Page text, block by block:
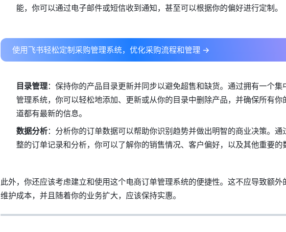
能，你可以通过电子邮件或短信收到通知，甚至可以根据你的偏好进行定制。
使用飞书轻松定制采购管理系统，优化采购流程和管理 →
目录管理：保持你的产品目录更新并同步以避免超售和缺货。通过拥有一个集
管理系统，你可以轻松地添加、更新或从你的目录中删除产品，并确保所有你
道都有最新的信息。
数据分析：分析你的订单数据可以帮助你识别趋势并做出明智的商业决策。通
整的订单记录和分析，你可以了解你的销售情况、客户偏好，以及其他重要的
此外，你还应该考虑建立和使用这个电商订单管理系统的便捷性。这不应导致额外
维护成本，并且随着你的业务扩大，应该保持实惠。